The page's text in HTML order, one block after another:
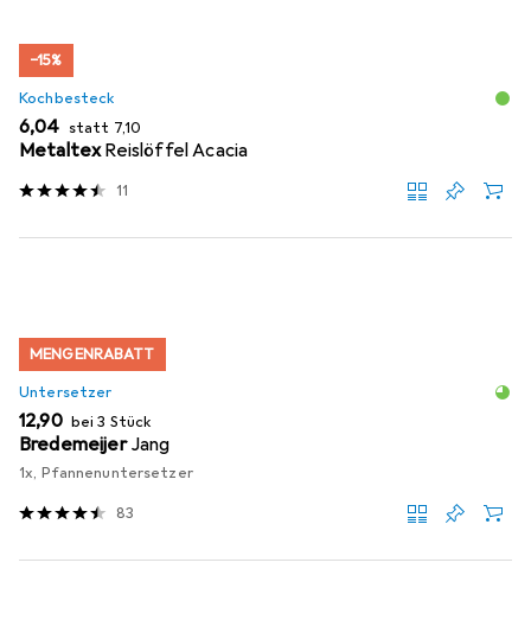
−15%
Kochbesteck
EUR
6,04 statt EUR
7,10
MetaltexReislöffel Acacia
11
MENGENRABATT
Untersetzer
EUR
12,90 bei 3 Stück
Bredemeijer Jang
1x, Pfannenuntersetzer
83